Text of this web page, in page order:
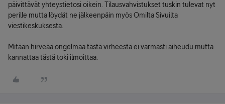
päivittävät yhteystietosi oikein. Tilausvahvistukset tuskin tulevat nyt
perille mutta löydät ne jälkeenpäin myös Omilta Sivuilta
viestikeskuksesta.
Mitään hirveää ongelmaa tästä virheestä ei varmasti aiheudu mutta
kannattaa tästä toki ilmoittaa.